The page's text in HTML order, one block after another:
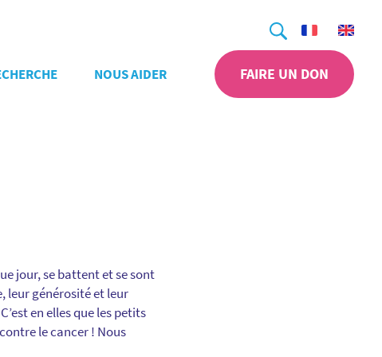
Recherche
NOUS AIDER FAIRE UN DON
jour, se battent et se sont
leur générosité et leur
en elles que les petits
le cancer ! Nous